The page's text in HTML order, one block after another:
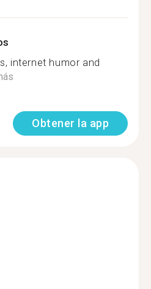
internet humor and
Obtener la app